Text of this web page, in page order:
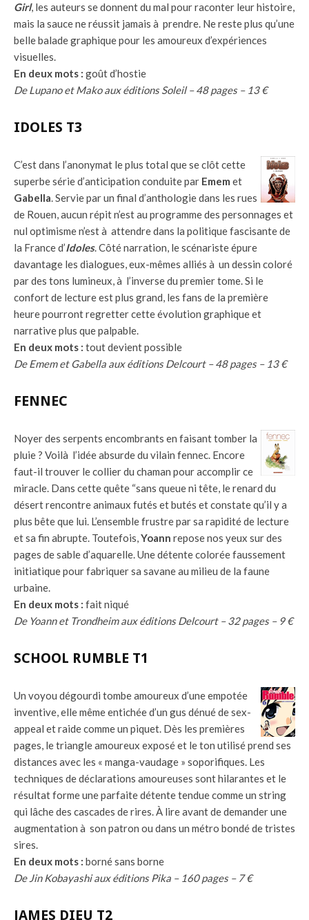
Girl, les auteurs se donnent du mal pour raconter leur histoire,
mais la sauce ne réussit jamais à prendre. Ne reste plus qu’une
belle balade graphique pour les amoureux d’expériences
visuelles.
En deux mots : goût d’hostie
De Lupano et Mako aux éditions Soleil – 48 pages – 13 €
IDOLES T3
C’est dans l’anonymat le plus total que se clôt cette
superbe série d’anticipation conduite par Emem et
Gabella. Servie par un final d’anthologie dans les rues
de Rouen, aucun répit n’est au programme des personnages et
nul optimisme n’est à attendre dans la politique fascisante de
la France d’Idoles. Côté narration, le scénariste épure
davantage les dialogues, eux-mêmes alliés à un dessin coloré
par des tons lumineux, à l’inverse du premier tome. Si le
confort de lecture est plus grand, les fans de la première
heure pourront regretter cette évolution graphique et
narrative plus que palpable.
En deux mots : tout devient possible
De Emem et Gabella aux éditions Delcourt – 48 pages – 13 €
FENNEC
Noyer des serpents encombrants en faisant tomber la
pluie ? Voilà l’idée absurde du vilain fennec. Encore
faut-il trouver le collier du chaman pour accomplir ce
miracle. Dans cette quête “sans queue ni tête, le renard du
désert rencontre animaux futés et butés et constate qu’il y a
plus bête que lui. L’ensemble frustre par sa rapidité de lecture
et sa fin abrupte. Toutefois,Yoann repose nos yeux sur des
pages de sable d’aquarelle. Une détente colorée faussement
initiatique pour fabriquer sa savane au milieu de la faune
urbaine.
En deux mots : fait niqué
De Yoann et Trondheim aux éditions Delcourt – 32 pages – 9 €
SCHOOL RUMBLE T1
Un voyou dégourdi tombe amoureux d’une empotée
inventive, elle même entichée d’un gus dénué de sex-
appeal et raide comme un piquet. Dès les premières
pages, le triangle amoureux exposé et le ton utilisé prend ses
distances avec les « manga-vaudage » soporifiques. Les
techniques de déclarations amoureuses sont hilarantes et le
résultat forme une parfaite détente tendue comme un string
qui lâche des cascades de rires. À lire avant de demander une
augmentation à son patron ou dans un métro bondé de tristes
sires.
En deux mots : borné sans borne
De Jin Kobayashi aux éditions Pika – 160 pages – 7 €
JAMES DIEU T2